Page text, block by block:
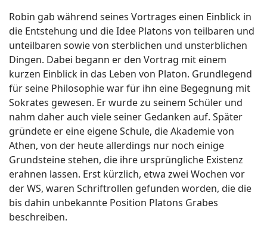
Robin gab während seines Vortrages einen Einblick in
die Entstehung und die Idee Platons von teilbaren und
unteilbaren sowie von sterblichen und unsterblichen
Dingen. Dabei begann er den Vortrag mit einem
kurzen Einblick in das Leben von Platon. Grundlegend
für seine Philosophie war für ihn eine Begegnung mit
Sokrates gewesen. Er wurde zu seinem Schüler und
nahm daher auch viele seiner Gedanken auf. Später
gründete er eine eigene Schule, die Akademie von
Athen, von der heute allerdings nur noch einige
Grundsteine stehen, die ihre ursprüngliche Existenz
erahnen lassen. Erst kürzlich, etwa zwei Wochen vor
der WS, waren Schriftrollen gefunden worden, die die
bis dahin unbekannte Position Platons Grabes
beschreiben.